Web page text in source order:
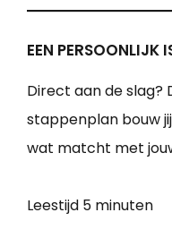
EEN PERSOONLIJK
Direct aan de slag?
stappenplan bouw
wat matcht met
Leestijd 5 minuten